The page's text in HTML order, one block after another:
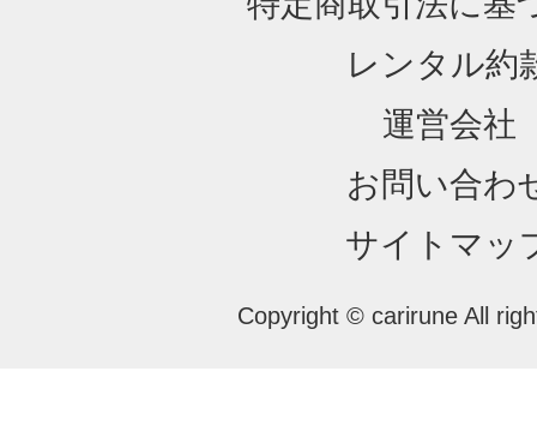
レンタル約
運営会社
お問い合わ
サイトマッ
Copyright © carirune All